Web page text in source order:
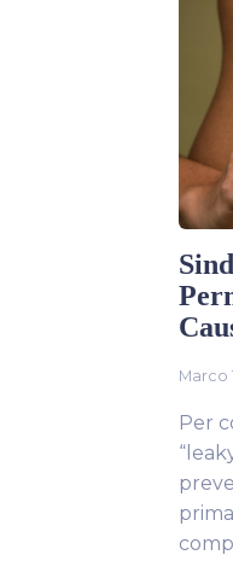
Marco
Per